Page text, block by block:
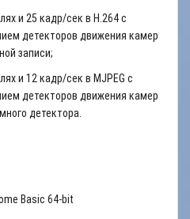
и 25 кадр/сек в H.264 с
детекторов движения камер
записи;
и 12 кадр/сек в MJPEG с
детекторов движения камер
детектора.
Basic 64-bit